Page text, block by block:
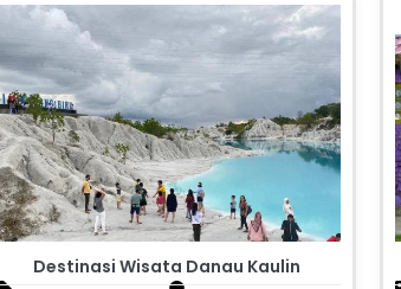
Destinasi Wisata Danau Kaulin